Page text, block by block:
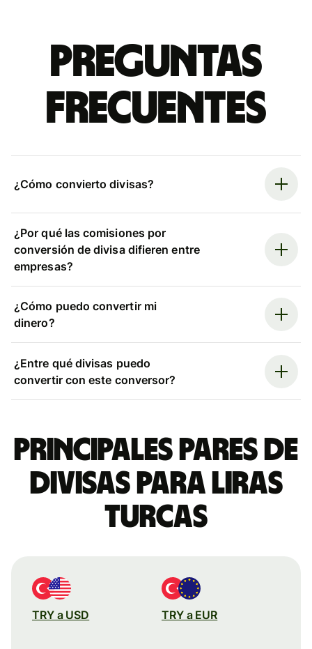
Preguntas
frecuentes
¿Cómo convierto divisas?
¿Por qué las comisiones por
conversión de divisa difieren entre
empresas?
¿Cómo puedo convertir mi
dinero?
¿Entre qué divisas puedo
convertir con este conversor?
Principales pares de
divisas para liras
turcas
TRY a USD TRY a EUR